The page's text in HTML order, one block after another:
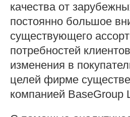
качества от
постоянно большое
существующего
потребностей
изменения в
целей фирме
компанией BaseGroup